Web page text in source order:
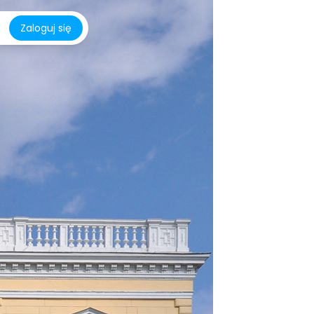
Zaloguj się